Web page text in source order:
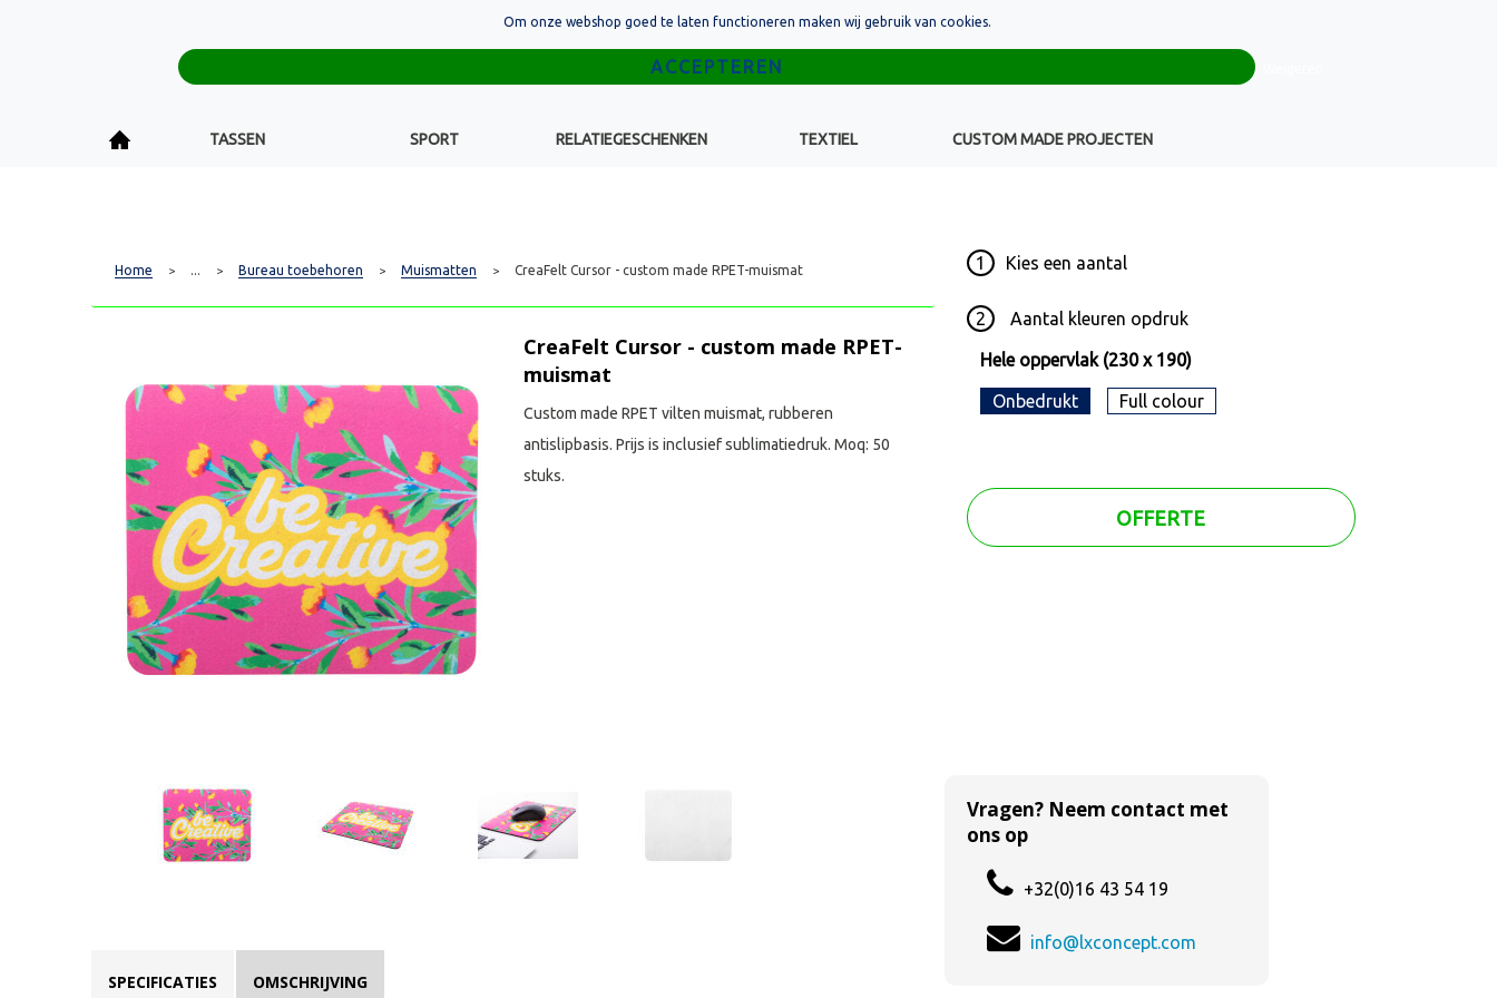
+32(0)16 43 54 19
TASSEN SPORT RELATIEGESCHENKEN TEXTIEL CUSTOM MADE PROJECTEN
Home > ... > Bureau toebehoren > Muismatten > CreaFelt Cursor - custom made RPET-muismat 1 Kies een aantal
2 Aantal kleuren opdruk
Hele oppervlak (230 x 190)
Onbedrukt Full colour
OFFERTE
CreaFelt Cursor - custom made RPET-
muismat
Custom made RPET vilten muismat, rubberen
antislipbasis. Prijs is inclusief sublimatiedruk. Moq: 50
stuks.
SPECIFICATIES OMSCHRIJVING
Vragen? Neem contact met
ons op
+32(0)16 43 54 19
info@lxconcept.com
Om onze webshop goed te laten functioneren maken wij gebruik van cookies.